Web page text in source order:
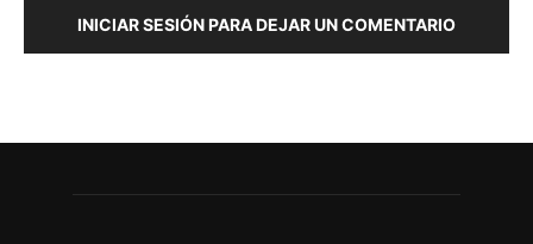
INICIAR SESIÓN PARA DEJAR UN COMENTARIO